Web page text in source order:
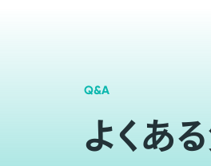
Q&A
よくあ